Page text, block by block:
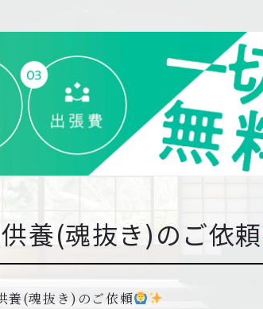
養(魂抜き)のご依頼
養(魂抜き)のご依頼